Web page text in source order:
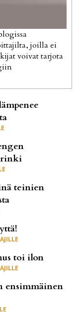
joilla ei
voivat tarjota
teinien
toi ilon
ensimmäinen